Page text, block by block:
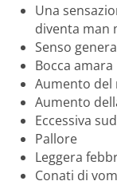
Una
diventa man
Senso
Bocca amara
Aumento
Aumento
Eccessiva
Pallore
Leggera
Conati di